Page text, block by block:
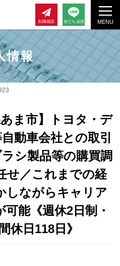
MENU
転職相談 友だち追加
情報
あま市】トヨタ・デ
動車会社との取引
シ製品等の購買調
せ／これまでの経
しながらキャリア
可能《週休2日制・
休日118日》